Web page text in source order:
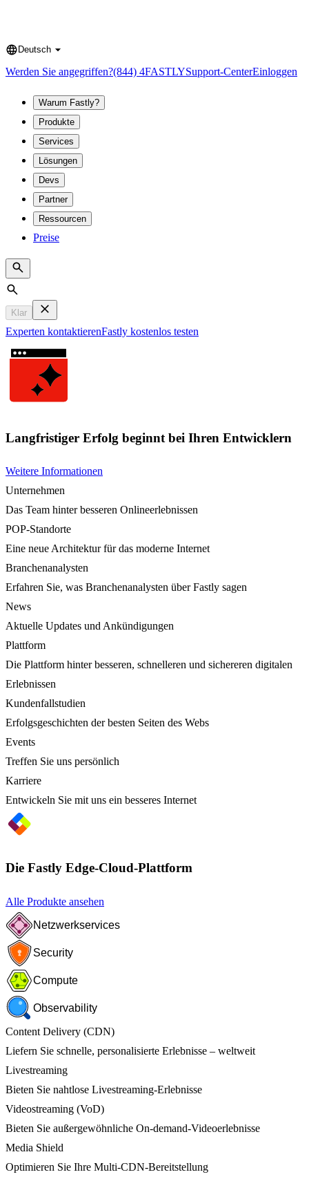
Language
Deutsch
Werden Sie angegriffen?(844) 4FASTLYSupport-CenterEinloggen
Warum Fastly?
Produkte
Services
Lösungen
Devs
Partner
Ressourcen
Preise
Search
Klar
Experten kontaktierenFastly kostenlos testen
Langfristiger Erfolg beginnt bei Ihren Entwicklern
Weitere Informationen
Unternehmen
Das Team hinter besseren Onlineerlebnissen
POP-Standorte
Eine neue Architektur für das moderne Internet
Branchenanalysten
Erfahren Sie, was Branchenanalysten über Fastly sagen
News
Aktuelle Updates und Ankündigungen
Plattform
Die Plattform hinter besseren, schnelleren und sichereren digitalen
Erlebnissen
Kundenfallstudien
Erfolgsgeschichten der besten Seiten des Webs
Events
Treffen Sie uns persönlich
Karriere
Entwickeln Sie mit uns ein besseres Internet
Die Fastly Edge-Cloud-Plattform
Alle Produkte ansehen
Netzwerkservices
Security
Compute
Observability
Content Delivery (CDN)
Liefern Sie schnelle, personalisierte Erlebnisse – weltweit
Livestreaming
Bieten Sie nahtlose Livestreaming-Erlebnisse
Videostreaming (VoD)
Bieten Sie außergewöhnliche On-demand-Videoerlebnisse
Media Shield
Optimieren Sie Ihre Multi-CDN-Bereitstellung